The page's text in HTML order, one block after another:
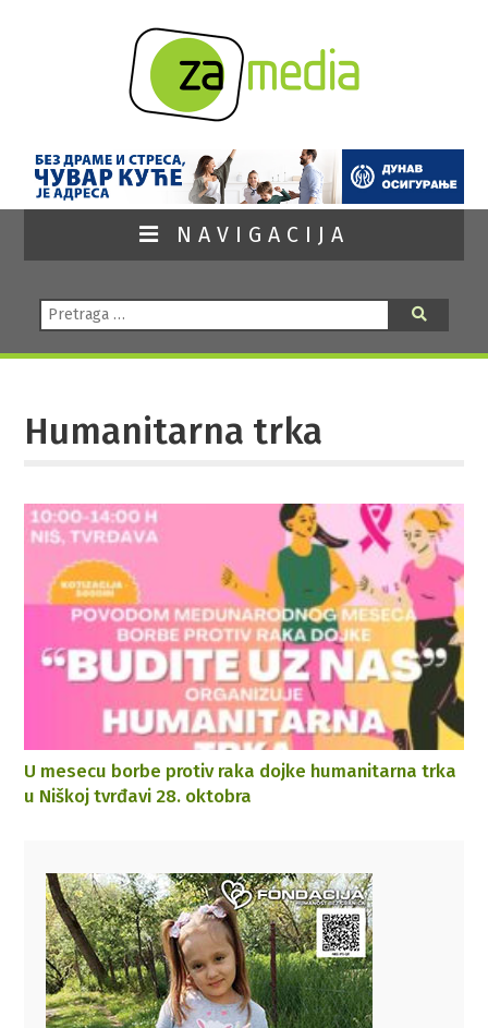
NAVIGACIJA
Pretraga:
Humanitarna trka
U mesecu borbe protiv raka dojke humanitarna trka
u Niškoj tvrđavi 28. oktobra